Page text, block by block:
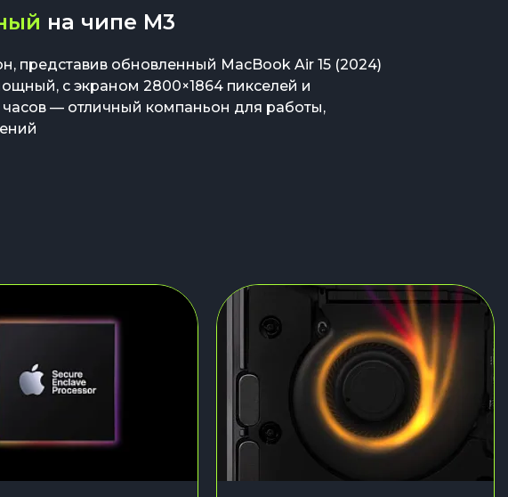
на чипе M3
представив обновленный MacBook Air 15 (2024)
с экраном 2800×1864 пикселей и
— отличный компаньон для работы,